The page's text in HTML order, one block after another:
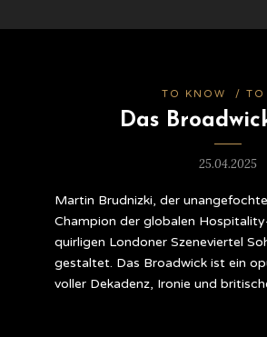
TO KNOW / TO
Das
25.04.2025
Martin Brudnizki, der
Champion der globalen
quirligen Londoner Szeneviertel
gestaltet. Das Broadwick ist ein
voller Dekadenz, Ironie und